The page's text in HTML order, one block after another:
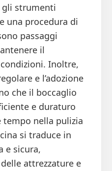
gli strumenti
una procedura di
passaggi
il
Inoltre,
e l’adozione
che il boccaglio
e duraturo
nella pulizia
si traduce in
e sicura,
attrezzature e